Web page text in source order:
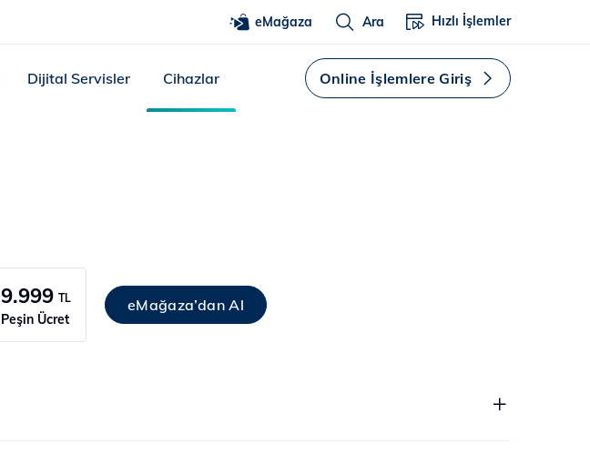
eMağaza Ara Hızlı İşlemler
Dijital Servisler Cihazlar Online İşlemlere Giriş
9.999 TL
Peşin Ücret
eMağaza’dan Al